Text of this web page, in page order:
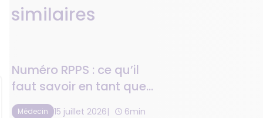
similaires
Numéro RPPS : ce qu’il
faut savoir en tant que
médecin
Médecin 15 juillet 2026 6min